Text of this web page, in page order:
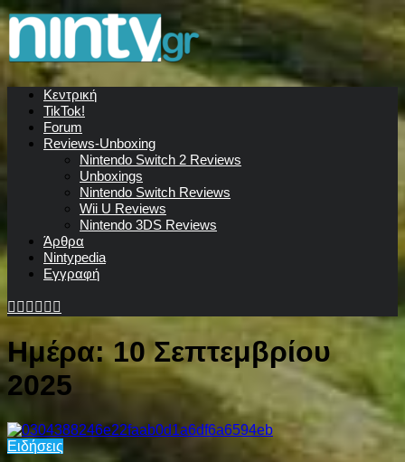
Κεντρική
TikTok!
Forum
Reviews-Unboxing
Nintendo Switch 2 Reviews
Unboxings
Nintendo Switch Reviews
Wii U Reviews
Nintendo 3DS Reviews
Άρθρα
Nintypedia
Εγγραφή
Ημέρα: 10 Σεπτεμβρίου
2025
Ειδήσεις